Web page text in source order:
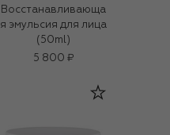
Восстанавливающа
я эмульсия для лица
(50ml)
5 800 ₽